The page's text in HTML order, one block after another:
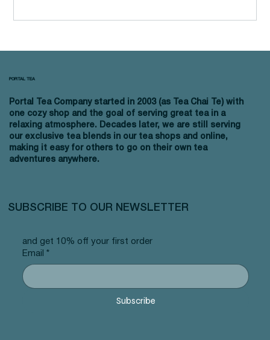
Portal Tea Company started in 2003 (as Tea Chai Te) with
one cozy shop and the goal of serving great tea in a
relaxing atmosphere. Decades later, we are still serving
our exclusive tea blends in our tea shops and online,
making it easy for others to go on their own tea
adventures anywhere.
and get 10% off your first order
Email
*
Subscribe
PORTAL TEA
SUBSCRIBE TO OUR NEWSLETTER